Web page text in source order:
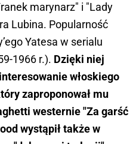
marynarz" i "Lady
Lubina. Popularność
Yatesa w serialu
1966 r.). Dzięki niej
włoskiego
zaproponował mu
westernie "Za garść
wystąpił także w